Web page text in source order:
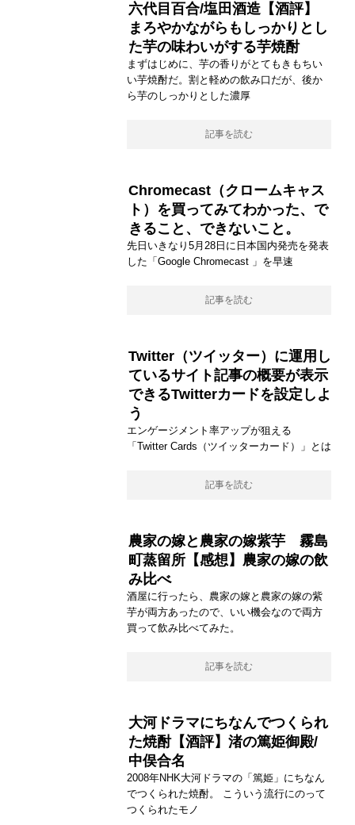
六代目百合/塩田酒造【酒評】
まろやかながらもしっかりとし
た芋の味わいがする芋焼酎
まずはじめに、芋の香りがとてもきもちい
い芋焼酎だ。割と軽めの飲み口だが、後か
ら芋のしっかりとした濃厚
記事を読む
Chromecast（クロームキャス
ト）を買ってみてわかった、で
きること、できないこと。
先日いきなり5月28日に日本国内発売を発表
した「Google Chromecast 」を早速
記事を読む
Twitter（ツイッター）に運用し
ているサイト記事の概要が表示
できるTwitterカードを設定しよ
う
エンゲージメント率アップが狙える
「Twitter Cards（ツイッターカード）」とは
記事を読む
農家の嫁と農家の嫁紫芋 霧島
町蒸留所【感想】農家の嫁の飲
み比べ
酒屋に行ったら、農家の嫁と農家の嫁の紫
芋が両方あったので、いい機会なので両方
買って飲み比べてみた。
記事を読む
大河ドラマにちなんでつくられ
た焼酎【酒評】渚の篤姫御殿/
中俣合名
2008年NHK大河ドラマの「篤姫」にちなん
でつくられた焼酎。 こういう流行にのって
つくられたモノ